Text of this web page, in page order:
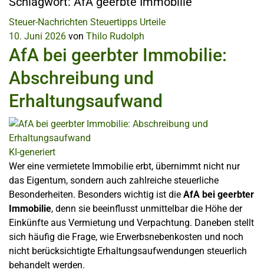
Steuer-Nachrichten Steuertipps Urteile
10. Juni 2026 von Thilo Rudolph
AfA bei geerbter Immobilie:
Abschreibung und
Erhaltungsaufwand
KI-generiert
Wer eine vermietete Immobilie erbt, übernimmt nicht nur
das Eigentum, sondern auch zahlreiche steuerliche
Besonderheiten. Besonders wichtig ist die AfA bei geerbter
Immobilie, denn sie beeinflusst unmittelbar die Höhe der
Einkünfte aus Vermietung und Verpachtung. Daneben stellt
sich häufig die Frage, wie Erwerbsnebenkosten und noch
nicht berücksichtigte Erhaltungsaufwendungen steuerlich
behandelt werden.